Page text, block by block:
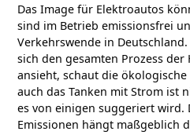
Das Image für Elektroautos
sind im Betrieb emissionsfrei
Verkehrswende in
sich den gesamten Prozess
ansieht, schaut die
auch das Tanken mit Strom ist
es von einigen suggeriert wird.
Emissionen hängt maßgeblich